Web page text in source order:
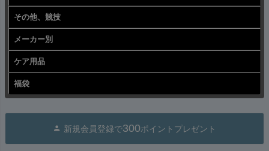
その他、競技
メーカー別
ケア用品
福袋
新規会員登録で300ポイントプレゼント